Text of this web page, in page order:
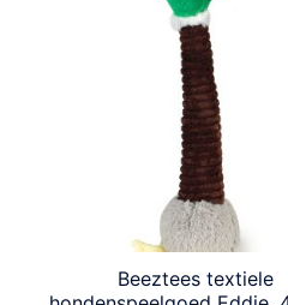
Beeztees textiele